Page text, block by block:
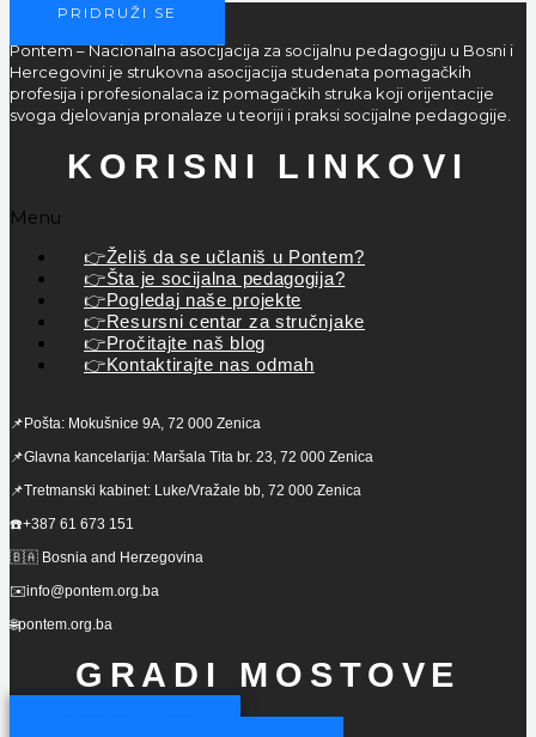
PRIDRUŽI SE
Pontem – Nacionalna asocijacija za socijalnu pedagogiju u Bosni i
Hercegovini je strukovna asocijacija studenata pomagačkih
profesija i profesionalaca iz pomagačkih struka koji orijentacije
svoga djelovanja pronalaze u teoriji i praksi socijalne pedagogije.
KORISNI LINKOVI
Menu
👉Želiš da se učlaniš u Pontem?
👉Šta je socijalna pedagogija?
👉Pogledaj naše projekte
👉Resursni centar za stručnjake
👉Pročitajte naš blog
👉Kontaktirajte nas odmah
📌Pošta: Mokušnice 9A, 72 000 Zenica
📌Glavna kancelarija: Maršala Tita br. 23, 72 000 Zenica
📌Tretmanski kabinet: Luke/Vražale bb, 72 000 Zenica
☎️+387 61 673 151
🇧🇦 Bosnia and Herzegovina
✉️info@pontem.org.ba
🌐pontem.org.ba
GRADI MOSTOVE